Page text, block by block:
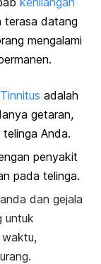
terasa datang
mengalami
Tinnitus adalah
getaran,
Anda.
penyakit
pada telinga.
dan gejala
untuk
waktu,